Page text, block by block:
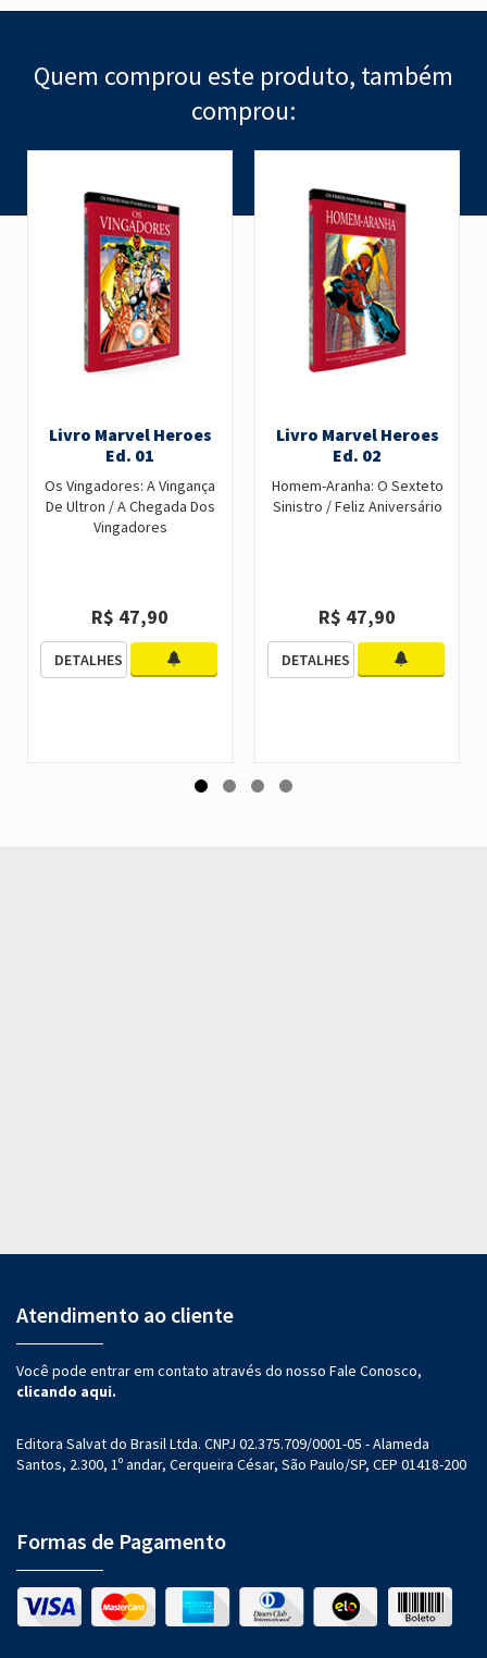
Quem comprou este produto, também
comprou:
Livro Marvel Heroes
Ed. 01
Os Vingadores: A Vingança
De Ultron / A Chegada Dos
Vingadores
R$ 47,90
DETALHES
Livro Marvel Heroes
Ed. 02
Homem-Aranha: O Sexteto
Sinistro / Feliz Aniversário
R$ 47,90
DETALHES
Atendimento ao cliente
Você pode entrar em contato através do nosso Fale Conosco,
clicando aqui.
Editora Salvat do Brasil Ltda. CNPJ 02.375.709/0001-05 - Alameda
Santos, 2.300, 1º andar, Cerqueira César, São Paulo/SP, CEP 01418-200
Formas de Pagamento